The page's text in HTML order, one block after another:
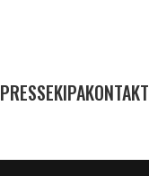
PRESSEKIPAKONTAKT